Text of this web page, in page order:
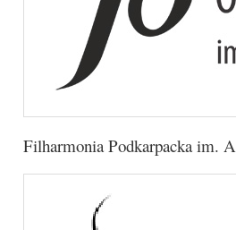
Filharmonia Podkarpacka im.